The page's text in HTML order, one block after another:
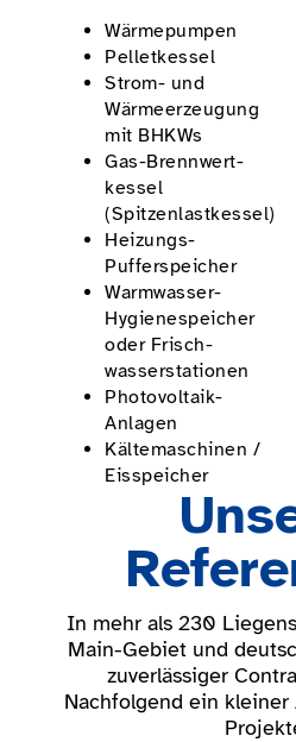
Wärme­pumpen
Pelletkessel
Strom- und
Wärmee­rzeugung
mit BHKWs
Gas-Brennwert­
kessel
(Spitzenlastkessel)
Heizungs-
Pufferspeicher
Warmwasser-
Hygiene­speicher
oder Frisch­
wasserstationen
Photovoltaik-
Anlagen
Kälte­maschinen /
Eisspeicher
In mehr als 230
Main-Gebiet und
zuverlässiger
Nachfolgend ein kleiner